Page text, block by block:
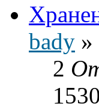
bady »
2